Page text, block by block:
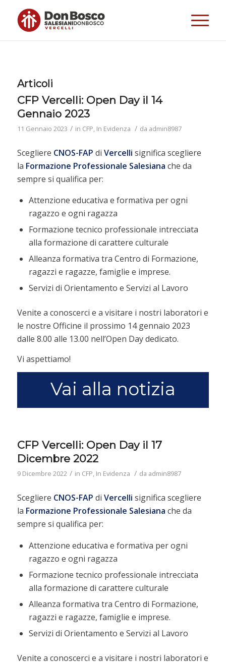
Articoli
CFP Vercelli: Open Day il 14
Gennaio 2023
11 Gennaio 2023 / in CFP, In Evidenza / da admin8987
Scegliere CNOS-FAP di Vercelli significa scegliere
la Formazione Professionale Salesiana che da
sempre si qualifica per:
Attenzione educativa e formativa per ogni
ragazzo e ogni ragazza
Formazione tecnico professionale intrecciata
alla formazione di carattere culturale
Alleanza formativa tra Centro di Formazione,
ragazzi e ragazze, famiglie e imprese.
Servizi di Orientamento e Servizi al Lavoro
Venite a conoscerci e a visitare i nostri laboratori e
le nostre Officine il prossimo 14 gennaio 2023
dalle 8.00 alle 13.00 nell’Open Day dedicato.
Vi aspettiamo!
Vai alla notizia
CFP Vercelli: Open Day il 17
Dicembre 2022
9 Dicembre 2022 / in CFP, In Evidenza / da admin8987
Scegliere CNOS-FAP di Vercelli significa scegliere
la Formazione Professionale Salesiana che da
sempre si qualifica per:
Attenzione educativa e formativa per ogni
ragazzo e ogni ragazza
Formazione tecnico professionale intrecciata
alla formazione di carattere culturale
Alleanza formativa tra Centro di Formazione,
ragazzi e ragazze, famiglie e imprese.
Servizi di Orientamento e Servizi al Lavoro
Venite a conoscerci e a visitare i nostri laboratori e